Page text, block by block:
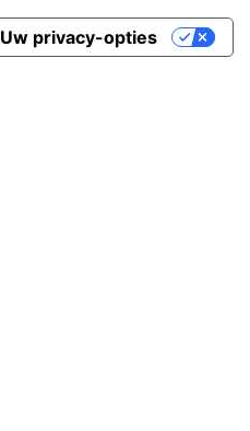
Uw privacy-opties